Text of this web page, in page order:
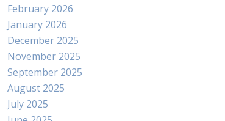
February 2026
January 2026
December 2025
November 2025
September 2025
August 2025
July 2025